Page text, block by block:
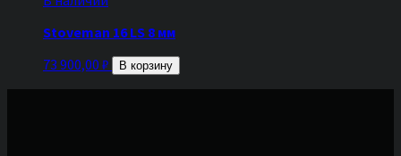
Stoveman 16 LS 8 мм
73 900,00 ₽ В корзину